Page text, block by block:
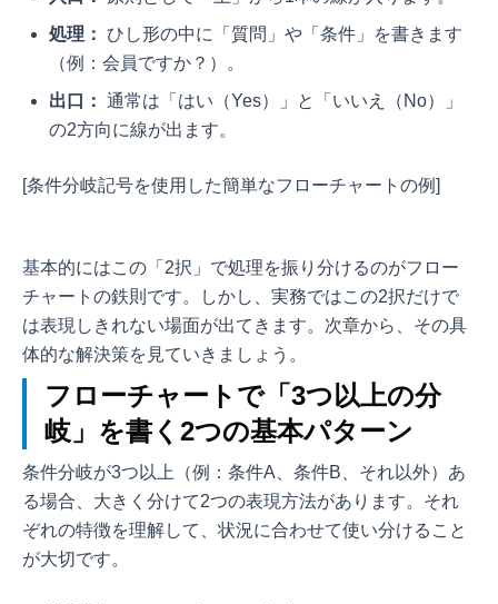
処理：
ひし形の中に「質問」や「条件」を書きます
（例：会員ですか？）。
出口： 通常は「はい（Yes）」と「いいえ（No）」
の2方向に線が出ます。
[条件分岐記号を使用した簡単なフローチャートの例]
基本的にはこの「2択」で処理を振り分けるのがフロー
チャートの鉄則です。しかし、実務ではこの2択だけで
は表現しきれない場面が出てきます。次章から、その具
体的な解決策を見ていきましょう。
フローチャートで「3つ以上の分
岐」を書く2つの基本パターン
条件分岐が3つ以上（例：条件A、条件B、それ以外）あ
る場合、大きく分けて2つの表現方法があります。それ
ぞれの特徴を理解して、状況に合わせて使い分けること
が大切です。